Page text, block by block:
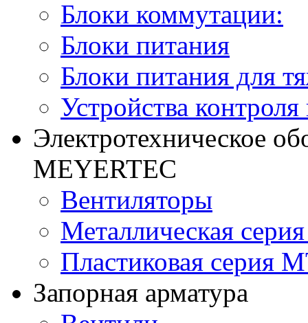
Блоки коммутации:
Блоки питания
Блоки питания для
Устройства
Электротехническое
MEYERTEC
Вентиляторы
Металлическая
Пластиковая серия
Запорная арматура